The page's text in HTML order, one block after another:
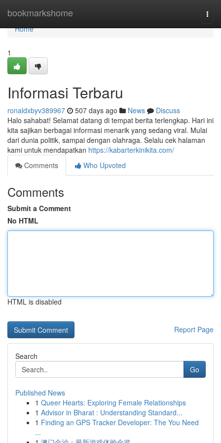
bookmarkshome
Home
Home
1
Informasi Terbaru
ronaldxbyv389967 507 days ago News
Discuss
Halo sahabat! Selamat datang di tempat berita terlengkap. Hari ini
kita sajikan berbagai informasi menarik yang sedang viral. Mulai
dari dunia politik, sampai dengan olahraga. Selalu cek halaman
kami untuk mendapatkan https://kabarterkinikita.com/
Comments
Who Upvoted
Comments
Submit a Comment
No HTML
HTML is disabled
Report Page
Search
Go
Published News
1 Queer Hearts: Exploring Female Relationships
1 Advisor in Bharat : Understanding Standard...
1 Finding an GPS Tracker Developer: The You Need
...